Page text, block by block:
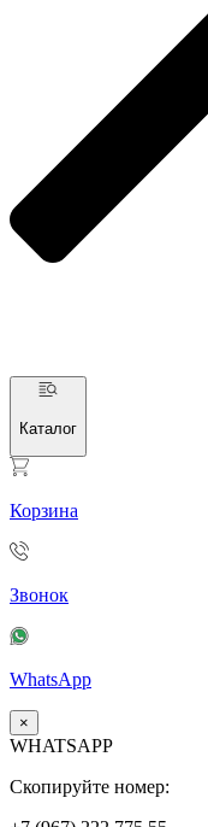
Каталог
Корзина
Звонок
WhatsApp
×
WHATSAPP
Скопируйте номер: